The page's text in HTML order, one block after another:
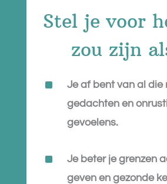
Stel je voor
zou zijn
^
Je af bent van al die
gedachten en
gevoelens.
^
Je beter je grenzen
geven en gezonde